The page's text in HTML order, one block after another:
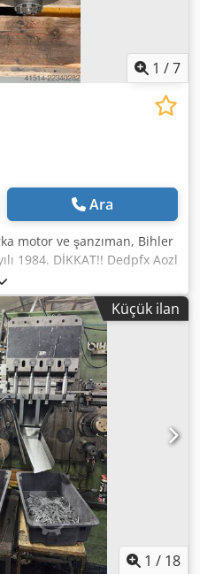
1 /7
Ara
motor ve şanzıman, Bihler
1984. DİKKAT!! Dedpfx Aozl
motor ve şanzıman
şanzıman elden geçirilmiş
Küçük ilan
1 / 18